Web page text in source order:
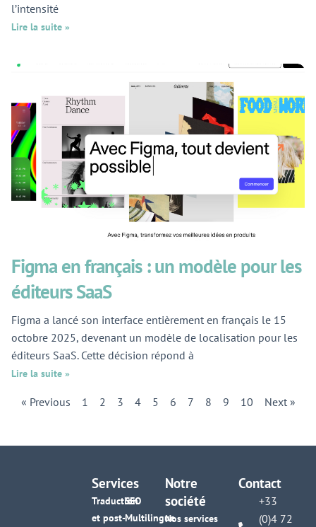
l’intensité
Lire la suite »
Figma en français : un modèle pour les
éditeurs SaaS
Figma a lancé son interface entièrement en français le 15
octobre 2025, devenant un modèle de localisation pour les
éditeurs SaaS. Cette décision répond à
Lire la suite »
« Previous 1 2 3 4 5 6 7 8 9 10 Next »
Services
Traduction
et post-
SEO
Multilingue
Notre
société
Nos services
Contact
+33
(0)4 72